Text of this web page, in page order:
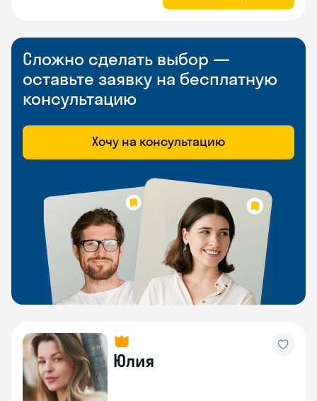
Сложно сделать выбор —
оставьте заявку на бесплатную
консультацию
Хочу на консультацию
Юлия